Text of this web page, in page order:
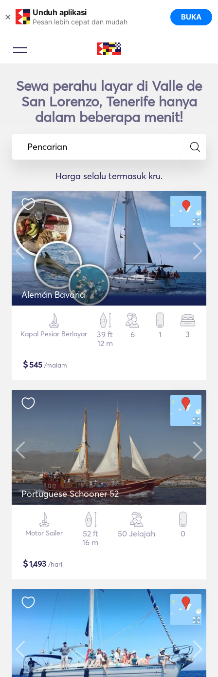
× Unduh aplikasi
Pesan lebih cepat dan mudah BUKA
Sewa perahu layar di Valle de
San Lorenzo, Tenerife hanya
dalam beberapa menit!
Pencarian
Harga selalu termasuk kru.
Alemán Bavaria
Kapal Pesiar Berlayar
39 ft
12 m
6 1 3
$545 /malam
Portuguese Schooner 52
Motor Sailer
52 ft
16 m
50 Jelajah 0
$1,493 /hari